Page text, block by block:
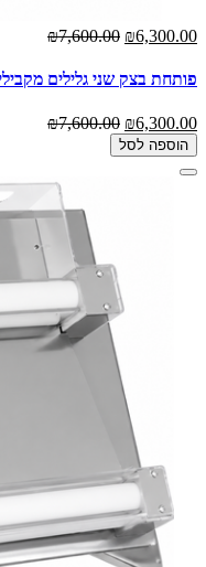
₪6,300.00
₪7,600.00
פותחת בצק שני גלילים מקבילים 42 ס"מ תוצרת
₪6,300.00
₪7,600.00
הוספה לסל